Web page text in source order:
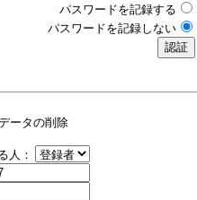
パスワードを記録する
パスワードを記録しない
ータの削除
人：